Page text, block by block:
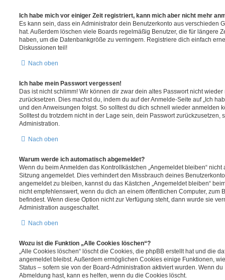
Ich habe mich vor einiger Zeit registriert, kann mich aber nicht mehr
Es kann sein, dass ein Administrator dein Benutzerkonto aus verschieden
hat. Außerdem löschen viele Boards regelmäßig Benutzer, die für längere
haben, um die Datenbankgröße zu verringern. Registriere dich einfach
Diskussionen teil!
Nach oben
Ich habe mein Passwort vergessen!
Das ist nicht schlimm! Wir können dir zwar dein altes Passwort nicht
zurücksetzen. Dies machst du, indem du auf der Anmelde-Seite auf „Ich
und den Anweisungen folgst. So solltest du dich schnell wieder anmelden
Solltest du trotzdem nicht in der Lage sein, dein Passwort zurückzusetzen,
Administration.
Nach oben
Warum werde ich automatisch abgemeldet?
Wenn du beim Anmelden das Kontrollkästchen „Angemeldet bleiben“
Sitzung angemeldet. Dies verhindert den Missbrauch deines
angemeldet zu bleiben, kannst du das Kästchen „Angemeldet bleiben“
nicht empfehlenswert, wenn du dich an einem öffentlichen Computer, zum
befindest. Wenn diese Option nicht zur Verfügung steht, dann wurde sie
Administration ausgeschaltet.
Nach oben
Wozu ist die Funktion „Alle Cookies löschen“?
„Alle Cookies löschen“ löscht die Cookies, die phpBB erstellt hat und die
angemeldet bleibst. Außerdem ermöglichen Cookies einige Funktionen,
Status – sofern sie von der Board-Administration aktiviert wurden. Wenn
Abmeldung hast, kann es helfen, wenn du die Cookies löscht.